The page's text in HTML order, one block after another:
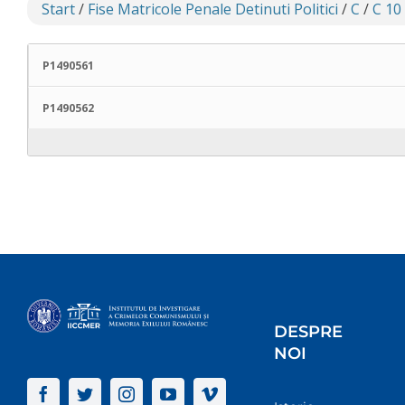
Start/ Fise Matricole Penale Detinuti Politici /C /C
P1490561
P1490562
DESPRE
NOI